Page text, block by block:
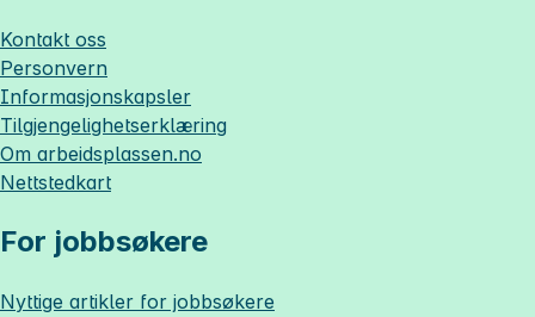
Kontakt oss
Personvern
Informasjonskapsler
Tilgjengelighetserklæring
Om arbeidsplassen.no
Nettstedkart
For jobbsøkere
Nyttige artikler for jobbsøkere